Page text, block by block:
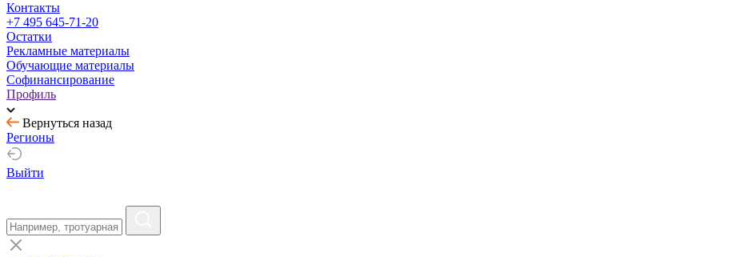
Контакты
+7 495 645-71-20
Остатки
Рекламные материалы
Обучающие материалы
Софинансирование
Профиль
Вернуться назад
Регионы
Выйти